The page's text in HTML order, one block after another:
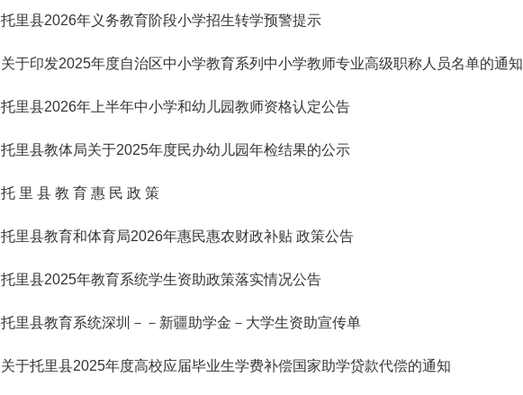
托里县2026年义务教育阶段小学招生转学预警提示
关于印发2025年度自治区中小学教育系列中小学教师专业高级职称人员名单的通知
托里县2026年上半年中小学和幼儿园教师资格认定公告
托里县教体局关于2025年度民办幼儿园年检结果的公示
托 里 县 教 育 惠 民 政 策
托里县教育和体育局2026年惠民惠农财政补贴 政策公告
托里县2025年教育系统学生资助政策落实情况公告
托里县教育系统深圳－－新疆助学金－大学生资助宣传单
关于托里县2025年度高校应届毕业生学费补偿国家助学贷款代偿的通知